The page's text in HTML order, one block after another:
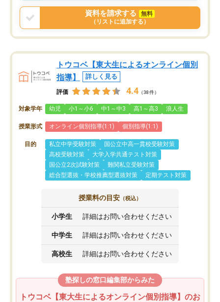
資料を請求する
無料
（リストに追加する）
トウコベ【東大生によるオンライン個別
指導】
詳しく見る
評価 4.4 （38件）
対象学年 幼児 小1～小6 中1～中3 高1～高3 浪人生
授業形式 オンライン個別指導(1:1) 個別指導(1:1)
目的 私立中学受験対策
国公立中高一貫校受験対策
高校受験対策
大学入学共通テスト対策
国公立2次試験対策
難関私立受験対策
総合型選抜・学校推薦型選抜対策
定期テスト対策
授業料の目安 （税込）
小学生 詳細はお問い合わせください
中学生 詳細はお問い合わせください
高校生 詳細はお問い合わせください
塾探しの窓口編集部からみた
トウコベ【東大生によるオンライン個別指導】のお